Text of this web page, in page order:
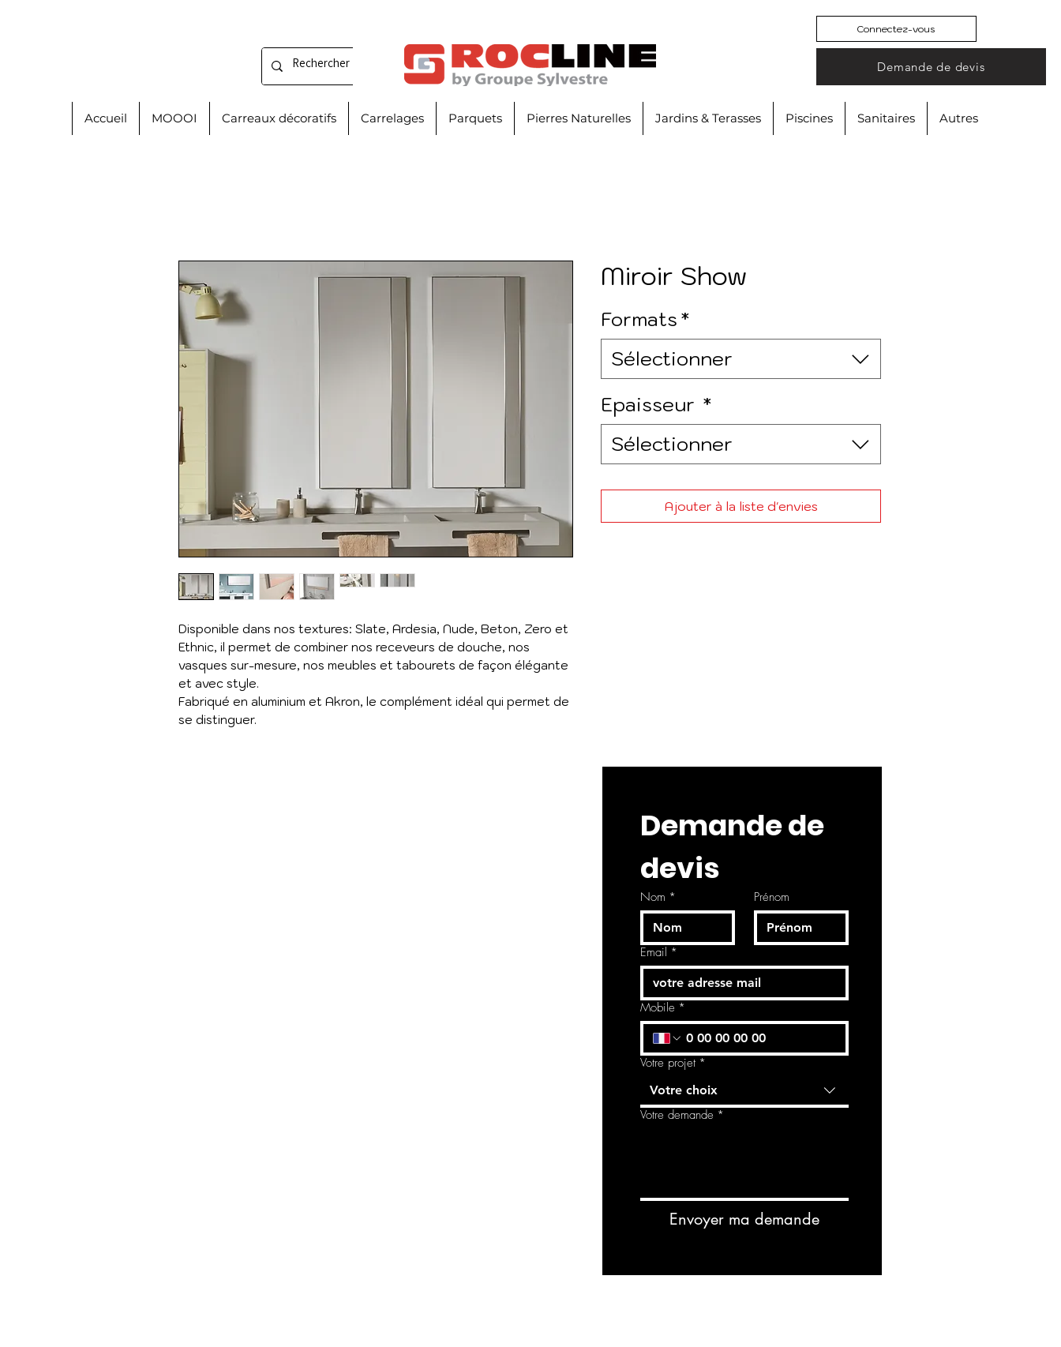
Connectez-vous
Demande de devis
Accueil MOOOI Carreaux décoratifs Carrelages Parquets Pierres Naturelles Jardins & Terasses Piscines Sanitaires Autres
Disponible dans nos textures: Slate, Ardesia, Nude, Beton, Zero et
Ethnic, il permet de combiner nos receveurs de douche, nos
vasques sur-mesure, nos meubles et tabourets de façon élégante
et avec style.
Fabriqué en aluminium et Akron, le complément idéal qui permet de
se distinguer.
Miroir Show
Formats*
Sélectionner
Epaisseur *
Sélectionner
Ajouter à la liste d'envies
Demande de
devis
Nom * Prénom
Email *
Mobile *
Votre projet *
Votre choix
Votre demande *
Envoyer ma demande